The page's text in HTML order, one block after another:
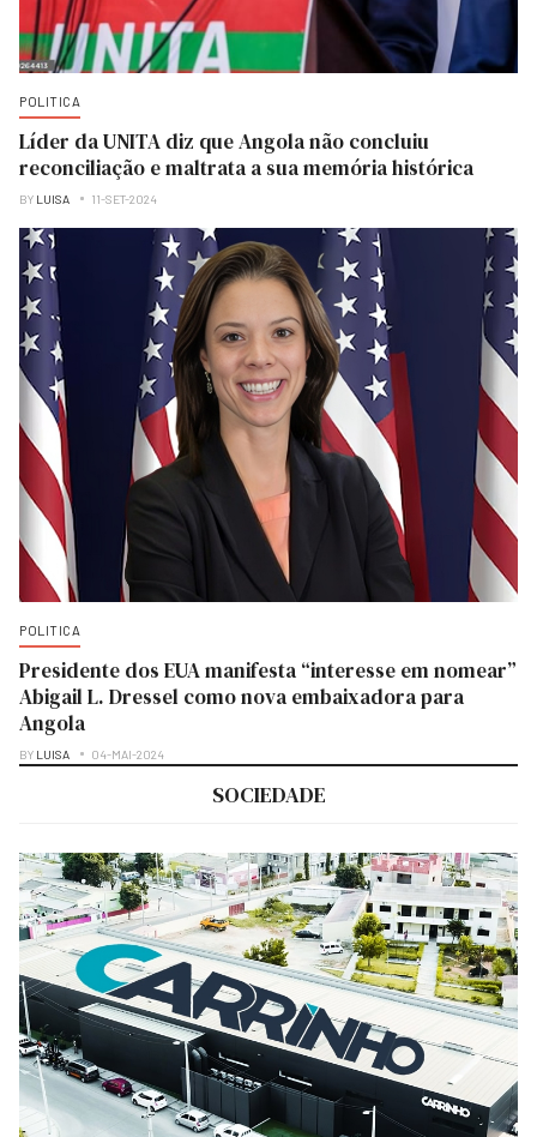
POLITICA
Líder da UNITA diz que Angola não concluiu
reconciliação e maltrata a sua memória histórica
BY LUISA 11-SET-2024
POLITICA
Presidente dos EUA manifesta “interesse em nomear”
Abigail L. Dressel como nova embaixadora para
Angola
BY LUISA 04-MAI-2024
SOCIEDADE